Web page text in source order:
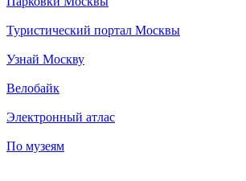
Туристический портал Москвы
Узнай Москву
Велобайк
Электронный атлас
По музеям